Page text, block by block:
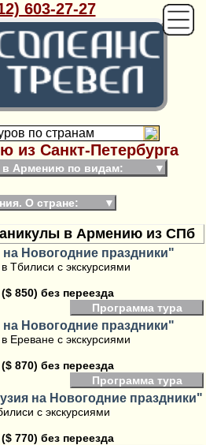
603-27-27
по странам
из Санкт-Петербурга
Армению по видам: ▼
О стране: ▼
в Армению из СПб
Новогодние праздники"
Тбилиси с экскурсиями
850) без переезда
Программа тура
Новогодние праздники"
Ереване с экскурсиями
870) без переезда
Программа тура
на Новогодние праздники"
с экскурсиями
770) без переезда